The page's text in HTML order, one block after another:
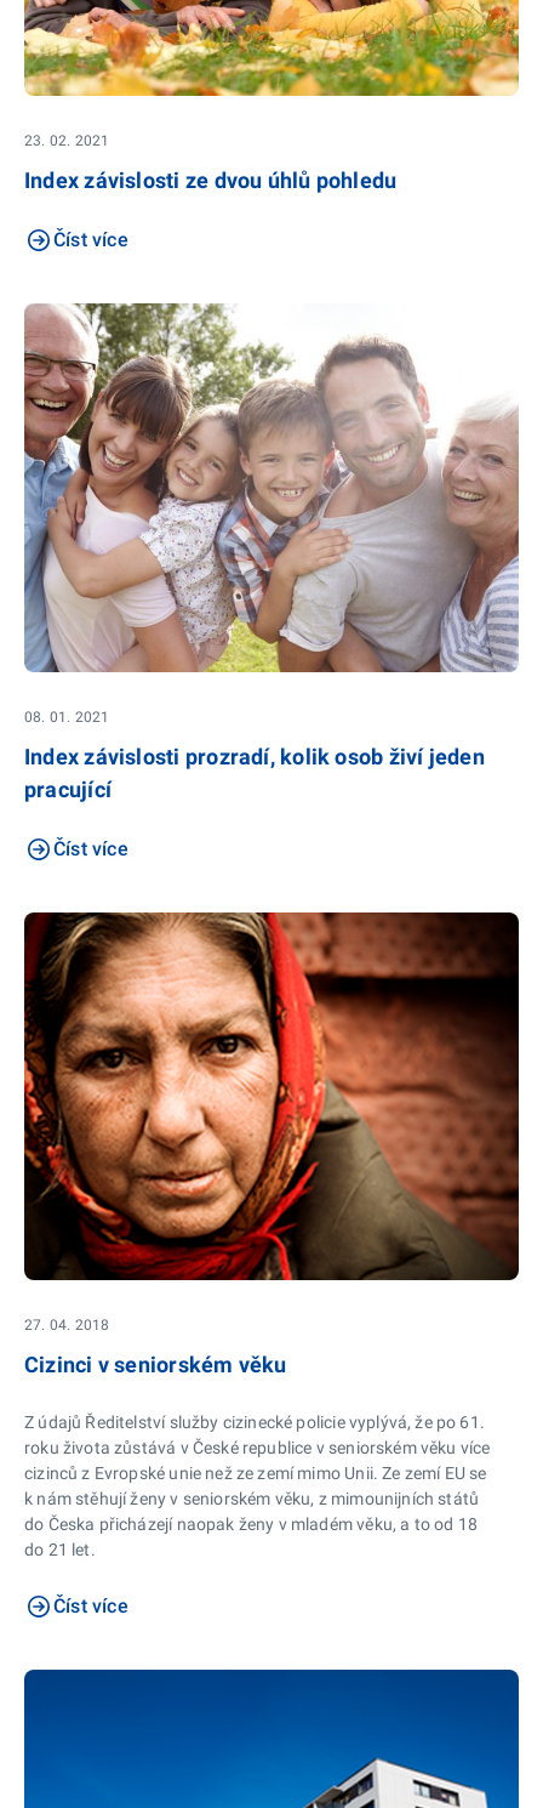
23. 02. 2021
Index závislosti ze dvou úhlů pohledu
Číst více
08. 01. 2021
Index závislosti prozradí, kolik osob živí jeden
pracující
Číst více
27. 04. 2018
Cizinci v seniorském věku
Z údajů Ředitelství služby cizinecké policie vyplývá, že po 61.
roku života zůstává v České republice v seniorském věku více
cizinců z Evropské unie než ze zemí mimo Unii. Ze zemí EU se
k nám stěhují ženy v seniorském věku, z mimounijních států
do Česka přicházejí naopak ženy v mladém věku, a to od 18
do 21 let.
Číst více